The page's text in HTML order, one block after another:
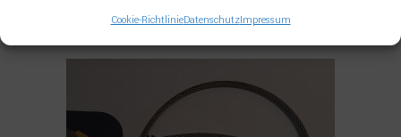
Cookie-RichtlinieDatenschutzImpressum